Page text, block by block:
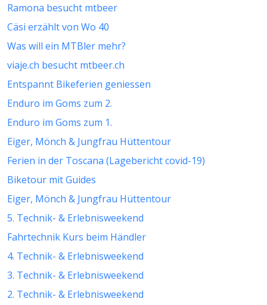
Ramona besucht mtbeer
Cäsi erzählt von Wo 40
Was will ein MTBler mehr?
viaje.ch besucht mtbeer.ch
Entspannt Bikeferien geniessen
Enduro im Goms zum 2.
Enduro im Goms zum 1.
Eiger, Mönch & Jungfrau Hüttentour
Ferien in der Toscana (Lagebericht covid-19)
Biketour mit Guides
Eiger, Mönch & Jungfrau Hüttentour
5. Technik- & Erlebnisweekend
Fahrtechnik Kurs beim Händler
4. Technik- & Erlebnisweekend
3. Technik- & Erlebnisweekend
2. Technik- & Erlebnisweekend